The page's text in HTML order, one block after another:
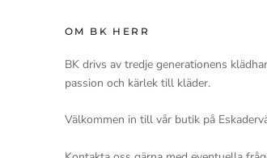
OM BK HERR
BK drivs av tredje generationens
passion och kärlek till kläder.
Välkommen in till vår butik på